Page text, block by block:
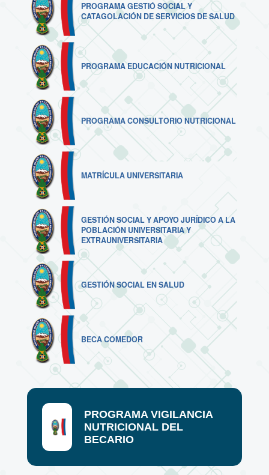
PROGRAMA GESTIÓ SOCIAL Y
CATAGOLACIÓN DE SERVICIOS DE SALUD
PROGRAMA EDUCACIÓN NUTRICIONAL
PROGRAMA CONSULTORIO NUTRICIONAL
MATRÍCULA UNIVERSITARIA
GESTIÓN SOCIAL Y APOYO JURÍDICO A LA
POBLACIÓN UNIVERSITARIA Y
EXTRAUNIVERSITARIA
GESTIÓN SOCIAL EN SALUD
BECA COMEDOR
PROGRAMA VIGILANCIA
NUTRICIONAL DEL
BECARIO